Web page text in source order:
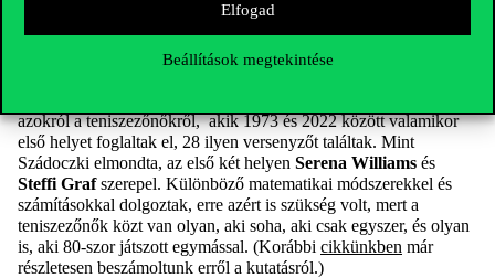
Elfogad
Beállítások megtekintése
Ezután Szádoczki Zsombor tanársegéd (ODI) beszélt kutatásáról,
a női teniszezők rangsorolásáról. Két corvinusos kutatótársával
tanulmányuk a Journal of the Operational Research Society
azokról a teniszezőnőkről, akik 1973 és 2022 között valamikor
első helyet foglaltak el, 28 ilyen versenyzőt találtak. Mint
Szádoczki elmondta, az első két helyen Serena Williams és
Steffi Grafszerepel. Különböző matematikai módszerekkel és
számításokkal dolgoztak, erre azért is szükség volt, mert a
teniszezőnők közt van olyan, aki soha, aki csak egyszer, és olyan
is, aki 80-szor játszott egymással. (Korábbi cikkünkben már
részletesen beszámoltunk erről a kutatásról.)